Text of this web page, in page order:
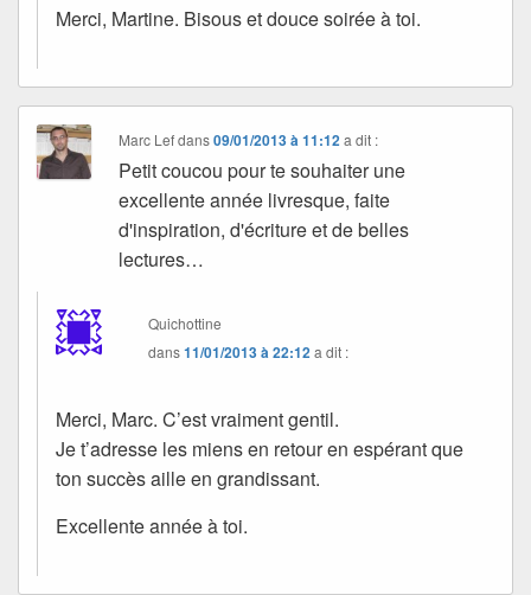
Merci, Martine. Bisous et douce soirée à toi.
Marc Lefdans09/01/2013 à 11:12 a dit :
Petit coucou pour te souhaiter une
excellente année livresque, faite
d'inspiration, d'écriture et de belles
lectures…
Quichottine
dans11/01/2013 à 22:12a dit :
Merci, Marc. C’est vraiment gentil.
Je t’adresse les miens en retour en espérant que
ton succès aille en grandissant.
Excellente année à toi.